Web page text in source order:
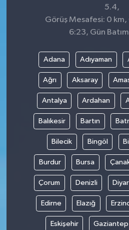
5.4,
Görüş Mesafesi: 0 km,
6:23, Gün
Adana Adıyaman
Ağrı Aksaray
Antalya Ardahan
Balıkesir Bartın
Bilecik Bingöl
Burdur Bursa
Çorum Denizli
Edirne Elazığ
Eskişehir Gaziantep